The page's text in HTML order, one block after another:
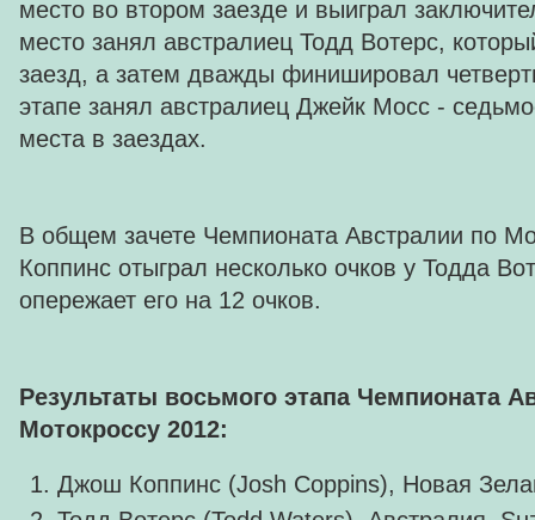
место во втором заезде и выиграл
место занял австралиец Тодд Вотерс,
заезд, а затем дважды финишировал
этапе занял австралиец Джейк Мосс -
места в заездах.
В общем зачете Чемпионата Австралии по
Коппинс отыграл несколько очков у Тодда
опережает его на 12 очков.
Результаты восьмого этапа Чемпионата
Мотокроссу 2012:
Джош Коппинс (Josh Coppins), Новая